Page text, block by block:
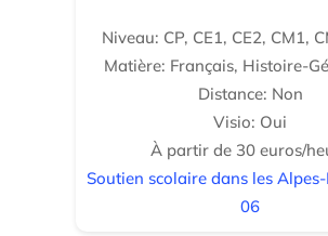
Niveau: CP, CE1, CE2, CM1,
Matière: Français, Histoire-
Distance: Non
Visio: Oui
À partir de 30 euros/
Soutien scolaire dans les
06